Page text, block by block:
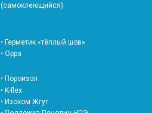
(самоклеющийся)
• Герметик «тёплый шов»
• Oppa
• Пороизол
• K-flex
• Изоком Жгут